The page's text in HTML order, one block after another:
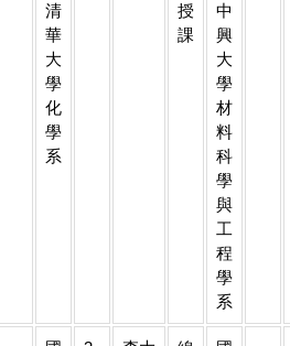
清
華
大
學
化
學
系
授
課
中
興
大
學
材
料
科
學
與
工
程
學
系